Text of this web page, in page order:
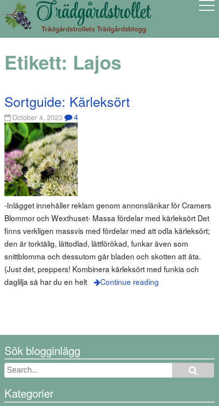
Etikett: Lajos
Sortguide: Kärleksört
October 4, 2023 4
-Inlägget innehåller reklam genom annonslänkar för Cramers
Blommor och Wexthuset- Massa fördelar med kärleksört Det
finns verkligen massvis med fördelar med att odla kärleksört;
den är torktålig, lättodlad, lättförökad, funkar även som
snittblomma och dessutom går bladen och skotten att äta.
(Just det, preppers! Kombinera kärleksört med funkia och
daglilja så har du en helt
Continue reading
Sök blogginlägg
Kategorier